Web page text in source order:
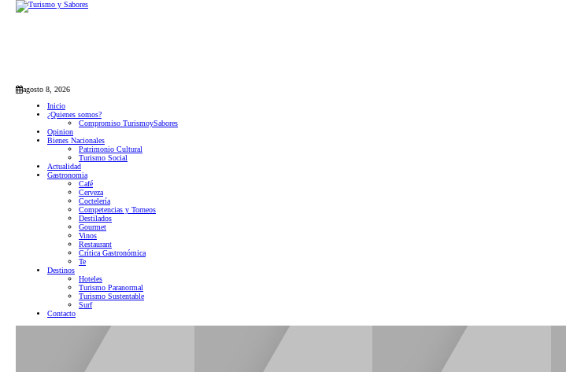
agosto 8, 2026
Inicio
¿Quienes somos?
Compromiso TurismoySabores
Opinion
Bienes Nacionales
Patrimonio Cultural
Turismo Social
Actualidad
Gastronomia
Café
Cerveza
Coctelería
Competencias y Torneos
Destilados
Gourmet
Vinos
Restaurant
Crítica Gastronómica
Te
Destinos
Hoteles
Turismo Paranormal
Turismo Sustentable
Surf
Contacto